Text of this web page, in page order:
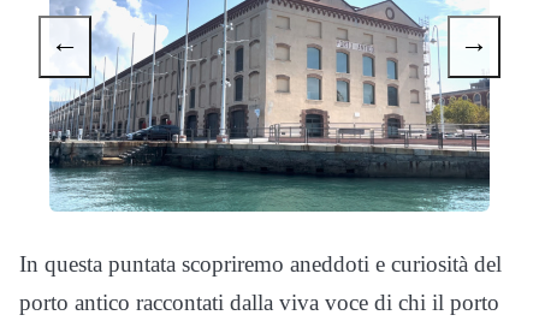
← →
In questa puntata scopriremo aneddoti e curiosità del
porto antico raccontati dalla viva voce di chi il porto